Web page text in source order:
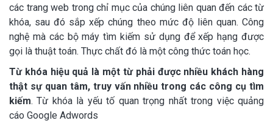
các trang web trong chỉ mục của chúng liên quan đến các từ
khóa, sau đó sắp xếp chúng theo mức độ liên quan. Công
nghệ mà các bộ máy tìm kiếm sử dụng để xếp hạng được
gọi là thuật toán. Thực chất đó là một công thức toán học.
Từ khóa hiệu quả là một từ phải được nhiều khách hàng
thật sự quan tâm, truy vấn nhiều trong các công cụ tìm
kiếm. Từ khóa là yếu tố quan trọng nhất trong việc quảng
cáo Google Adwords